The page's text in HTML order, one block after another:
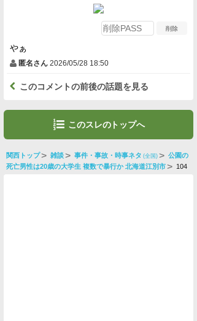
やぁ
匿名さん 2026/05/28 18:50
このコメントの前後の話題を見る
このスレのトップへ
関西トップ 雑談 事件・事故・時事ネタ (全国)
公園の
死亡男性は20歳の大学生 複数で暴行か 北海道江別市
104